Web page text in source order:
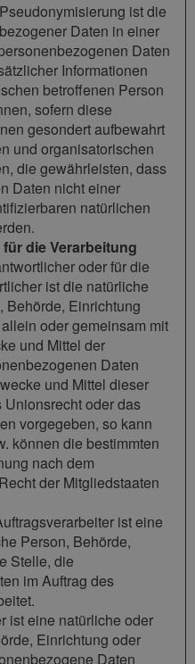
ist die
Daten in einer
Daten
Informationen
betroffenen Person
sofern diese
gesondert aufbewahrt
und organisatorischen
die gewährleisten, dass
Daten nicht einer
natürlichen
die Verarbeitung
oder für die
ist die natürliche
Behörde, Einrichtung
oder gemeinsam mit
und Mittel der
Daten
und Mittel dieser
oder das
vorgegeben, so kann
können die bestimmten
nach dem
der Mitgliedstaaten
ist eine
Person, Behörde,
Stelle, die
im Auftrag des
ist eine natürliche oder
Einrichtung oder
Daten